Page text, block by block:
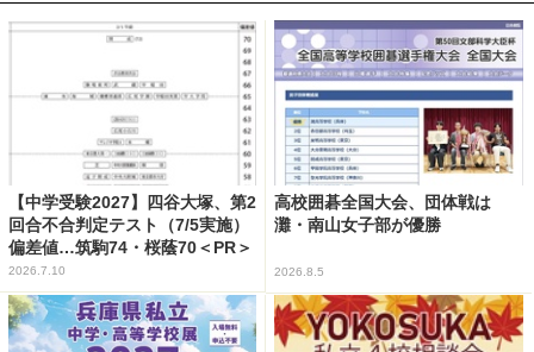
【中学受験2027】四谷大塚、第2
回合不合判定テスト（7/5実施）
偏差値…筑駒74・桜蔭70＜PR＞
2026.7.10
高校囲碁全国大会、団体戦は
灘・南山女子部が優勝
2026.8.5